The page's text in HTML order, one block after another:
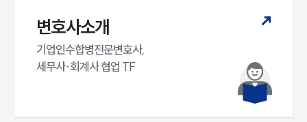
변호사소개
기업인수합병전문변호사,
세무사·회계사 협업 TF